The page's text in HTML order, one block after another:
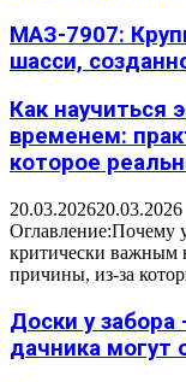
МАЗ-7907:
шасси,
Как научиться
временем:
которое
20.03.202620.03.2026
Оглавление:Почему
критически важным
причины, из-за
Доски у
дачника могут